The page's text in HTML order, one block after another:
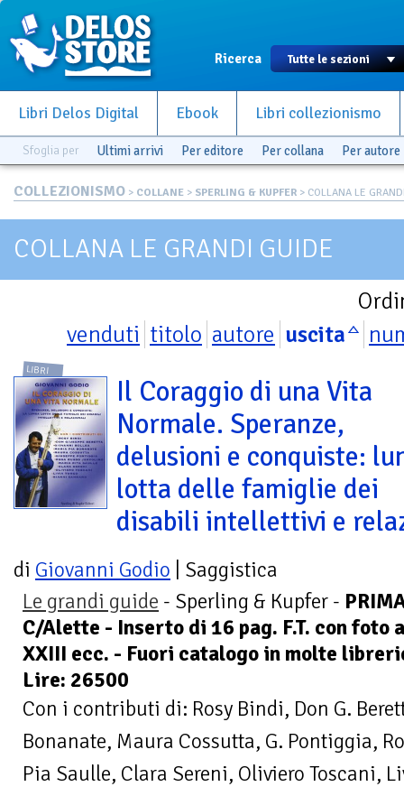
Ricerca
Libri Delos Digital Ebook Libri collezionismo
Sfoglia per Ultimi arrivi Per editore Per collana Per autore
COLLEZIONISMO > COLLANE > SPERLING & KUPFER > COLLANA LE
COLLANA LE GRANDI GUIDE
venduti titolo autore uscita
LIBRI
Il Coraggio di una Vita
Normale. Speranze,
delusioni e conquiste:
lotta delle famiglie dei
disabili intellettivi e
di Giovanni Godio | Saggistica
Le grandi guide - Sperling & Kupfer -
C/Alette - Inserto di 16 pag. F.T. con foto
XXIII ecc. - Fuori catalogo in molte
Lire: 26500
Con i contributi di: Rosy Bindi, Don G.
Bonanate, Maura Cossutta, G. Pontiggia,
Pia Saulle, Clara Sereni, Oliviero Toscani,